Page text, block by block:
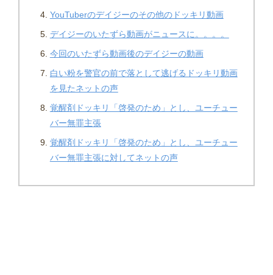
YouTuberのデイジーのその他のドッキリ動画
デイジーのいたずら動画がニュースに。。。。
今回のいたずら動画後のデイジーの動画
白い粉を警官の前で落として逃げるドッキリ動画
を見たネットの声
覚醒剤ドッキリ「啓発のため」とし、ユーチュー
バー無罪主張
覚醒剤ドッキリ「啓発のため」とし、ユーチュー
バー無罪主張に対してネットの声